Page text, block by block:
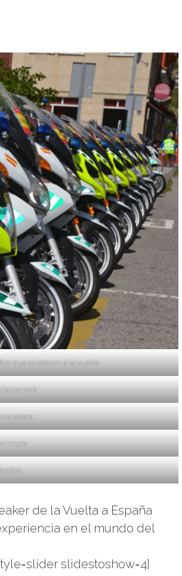
que asistieron a la vuelta
la carrera
etapa
cruce
de la Vuelta a España
en el mundo del
slidestoshow=4]